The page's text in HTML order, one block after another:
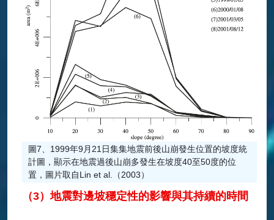
圖7、1999年9月21日集集地震前後山崩發生位置的坡度統
計圖，顯示在地震過後山崩多發生在坡度40至50度的位
置，圖片取自Lin et al.（2003）
（3）地震對邊坡穩定性的影響與其持續的時間